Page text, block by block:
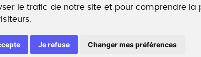
le trafic de notre site et pour comprendre la
Je refuse Changer mes préférences